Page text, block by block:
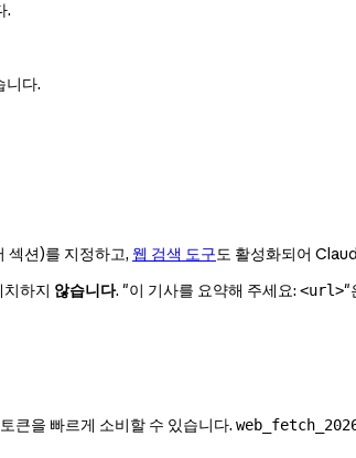
.
니다.
섹션)를 지정하고, 웹 검색 도구도 활성화되어
하지 않습니다. "이 기사를 요약해 주세요: <url>"
큰을 빠르게 소비할 수 있습니다.